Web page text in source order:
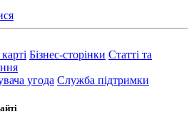
Бізнес-сторінки Статті та
угода Служба підтримки